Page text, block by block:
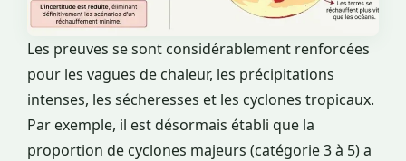
Les preuves se sont considérablement renforcées
pour les vagues de chaleur, les précipitations
intenses, les sécheresses et les cyclones tropicaux.
Par exemple, il est désormais établi que la
proportion de cyclones majeurs (catégorie 3 à 5) a